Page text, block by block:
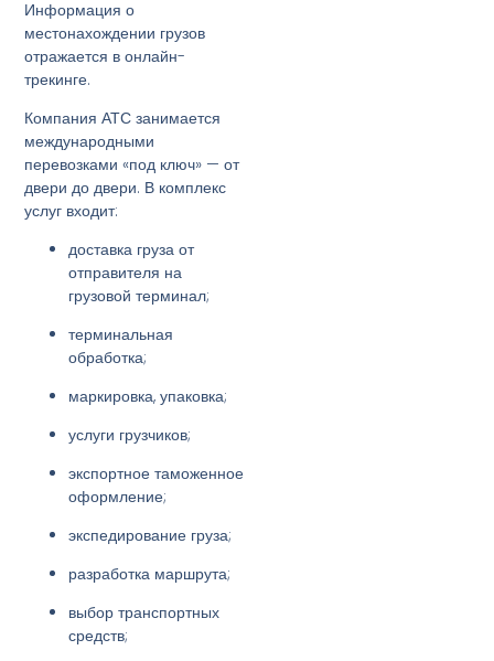
Информация о
местонахождении грузов
отражается в онлайн-
трекинге.
Компания АТС занимается
международными
перевозками «под ключ» — от
двери до двери. В комплекс
услуг входит:
доставка груза от
отправителя на
грузовой терминал;
терминальная
обработка;
маркировка, упаковка;
услуги грузчиков;
экспортное таможенное
оформление;
экспедирование груза;
разработка маршрута;
выбор транспортных
средств;